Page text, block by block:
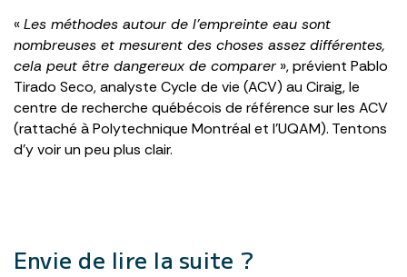
«Les méthodes autour de l’empreinte eau sont
nombreuses et mesurent des choses assez différentes,
cela peut être dangereux de comparer », prévient Pablo
Tirado Seco, analyste Cycle de vie (ACV) au Ciraig, le
centre de recherche québécois de référence sur les ACV
(rattaché à Polytechnique Montréal et l’UQAM). Tentons
d’y voir un peu plus clair.
Envie de lire la suite ?